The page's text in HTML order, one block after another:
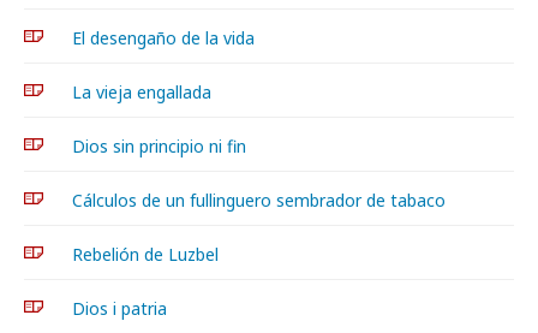
El desengaño de la vida
La vieja engallada
Dios sin principio ni fin
Cálculos de un fullinguero sembrador de tabaco
Rebelión de Luzbel
Dios i patria